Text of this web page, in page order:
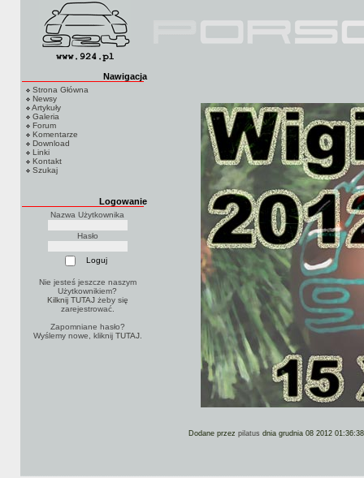
Nawigacja
Strona Główna
Newsy
Artykuły
Galeria
Forum
Komentarze
Download
Linki
Kontakt
Szukaj
Logowanie
Nazwa Użytkownika
Hasło
Nie jesteś jeszcze naszym
Użytkownikiem?
Kilknij TUTAJżeby się
zarejestrować.
Zapomniane hasło?
Wyślemy nowe, kliknij TUTAJ.
Dodane przez pilatus dnia grudnia 08 2012 01:36:38